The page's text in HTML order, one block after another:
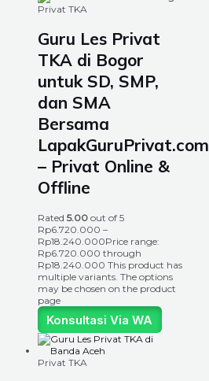
Privat TKA
Guru Les Privat
TKA di Bogor
untuk SD, SMP,
dan SMA
Bersama
LapakGuruPrivat.com
– Privat Online &
Offline
Rated 5.00 out of 5
Rp6.720.000 –
Rp18.240.000Price range:
Rp6.720.000 through
Rp18.240.000 This product has
multiple variants. The options
may be chosen on the product
page
Konsultasi Via WA
Privat TKA